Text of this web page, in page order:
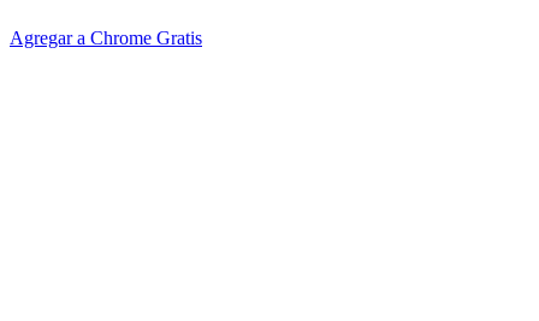
Agregar a Chrome Gratis